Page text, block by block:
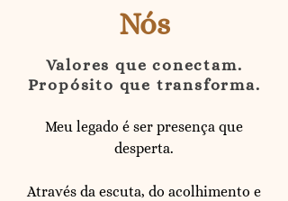
Nós
Valores que conectam.
Propósito que transforma.
Meu legado é ser presença que
desperta.
Através da escuta, do acolhimento e